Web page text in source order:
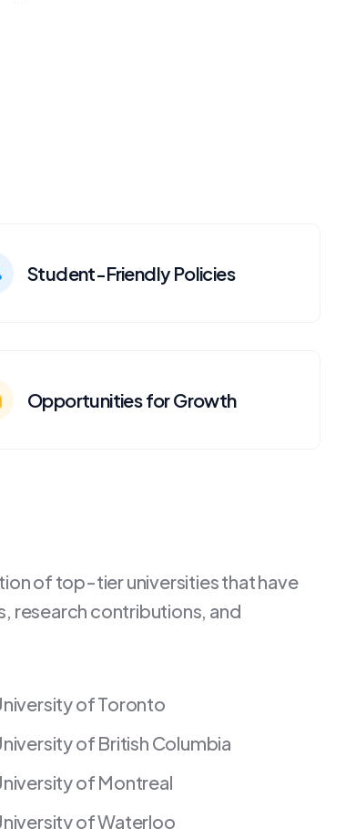
Student-Friendly Policies
Opportunities for Growth
of top-tier universities that have
research contributions, and
of Toronto
of British Columbia
of Montreal
of Waterloo